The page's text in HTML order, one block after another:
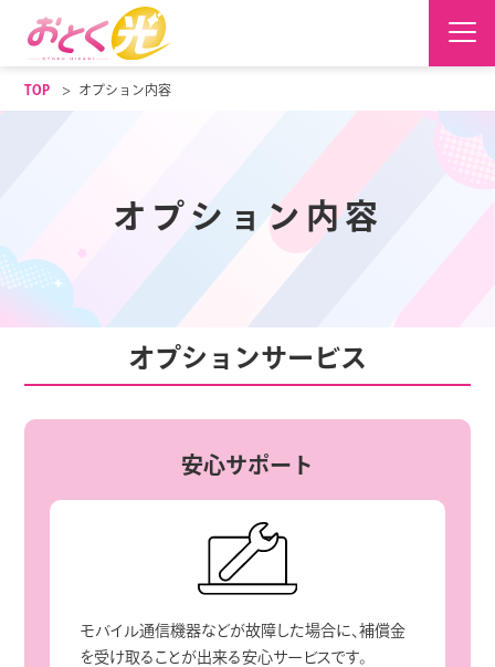
TOP オプション内容
オプション内容
オプションサービス
安心サポート
モバイル通信機器などが故障した場合に、補償金
を受け取ることが出来る安心サービスです。